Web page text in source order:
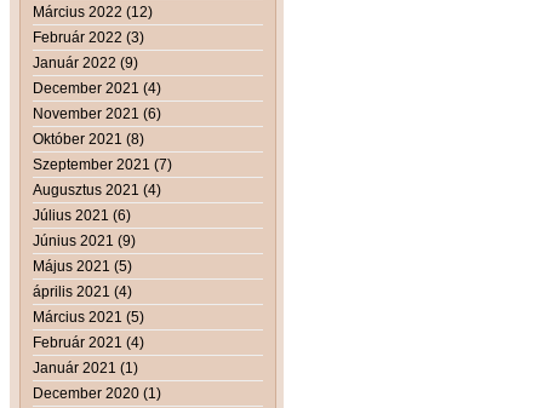
Március 2022 (12)
Február 2022 (3)
Január 2022 (9)
December 2021 (4)
November 2021 (6)
Október 2021 (8)
Szeptember 2021 (7)
Augusztus 2021 (4)
Július 2021 (6)
Június 2021 (9)
Május 2021 (5)
április 2021 (4)
Március 2021 (5)
Február 2021 (4)
Január 2021 (1)
December 2020 (1)